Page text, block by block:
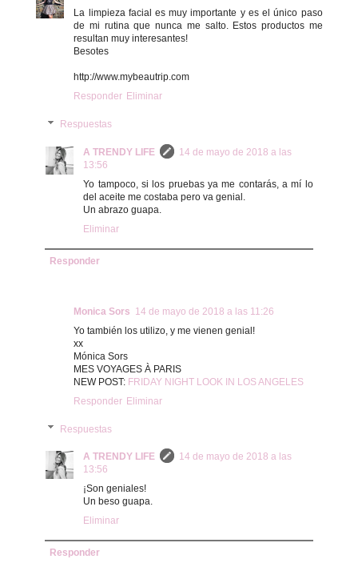
La limpieza facial es muy importante y es el único paso
de mi rutina que nunca me salto. Estos productos me
resultan muy interesantes!
Besotes
http://www.mybeautrip.com
Responder Eliminar
Respuestas
A TRENDY LIFE
14 de mayo de 2018 a las
13:56
Yo tampoco, si los pruebas ya me contarás, a mí lo
del aceite me costaba pero va genial.
Un abrazo guapa.
Eliminar
Responder
Monica Sors 14 de mayo de 2018 a las 11:26
Yo también los utilizo, y me vienen genial!
xx
Mónica Sors
MES VOYAGES À PARIS
NEW POST: FRIDAY NIGHT LOOK IN LOS ANGELES
Responder Eliminar
Respuestas
A TRENDY LIFE
14 de mayo de 2018 a las
13:56
¡Son geniales!
Un beso guapa.
Eliminar
Responder